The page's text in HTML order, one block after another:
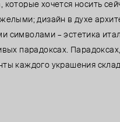
хочется носить
дизайн в духе
символами – эстетика
парадоксах.
каждого украшения